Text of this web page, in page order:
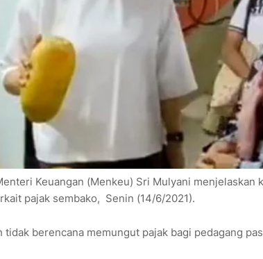
Keuangan (Menkeu) Sri Mulyani menjelaskan
pajak sembako, Senin (14/6/2021).
berencana memungut pajak bagi pedagang